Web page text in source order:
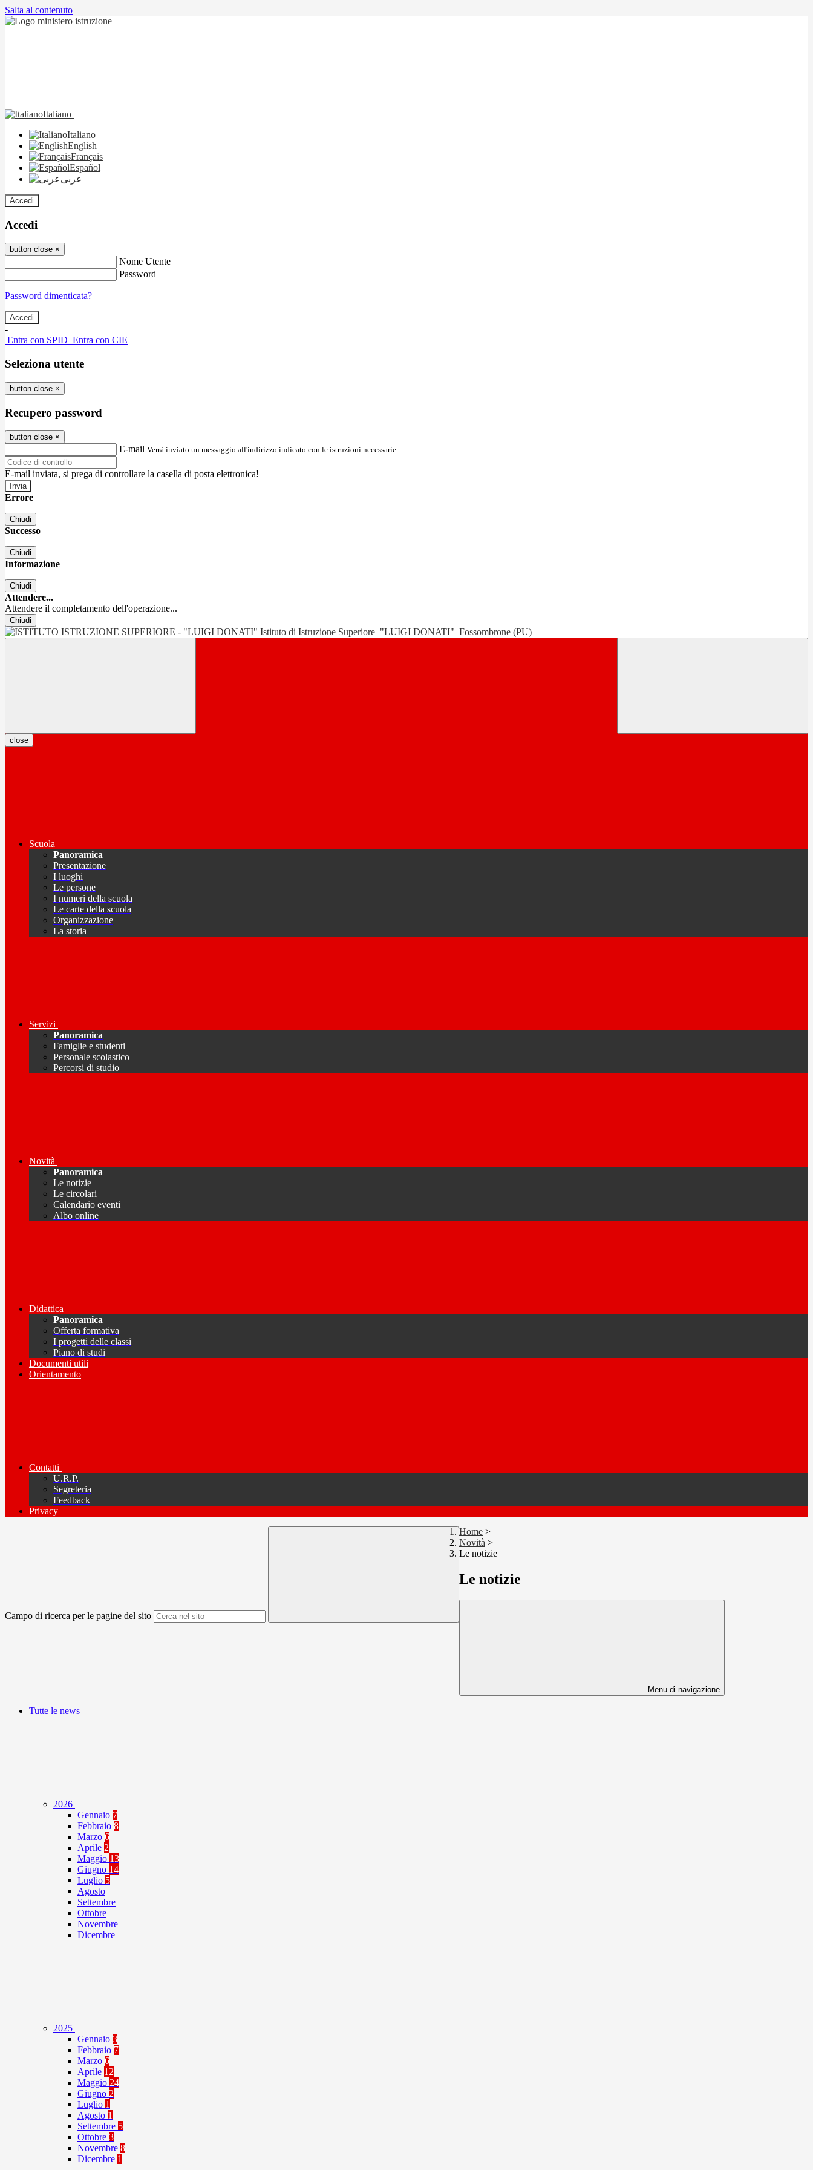
Salta al contenuto
Italiano
Italiano
English
Français
Español
عربى
Accedi
Accedi
button close ×
Nome Utente
Password
Password dimenticata?
-
Entra con SPID Entra con CIE
Seleziona utente
button close ×
Recupero password
button close ×
E-mail Verrà inviato un messaggio all'indirizzo indicato con le istruzioni necessarie.
E-mail inviata, si prega di controllare la casella di posta elettronica!
Errore
Chiudi
Successo
Chiudi
Informazione
Chiudi
Attendere...
Attendere il completamento dell'operazione...
Chiudi
Istituto di Istruzione Superiore "LUIGI DONATI" Fossombrone (PU)
close
Scuola
Panoramica
Presentazione
I luoghi
Le persone
I numeri della scuola
Le carte della scuola
Organizzazione
La storia
Servizi
Panoramica
Famiglie e studenti
Personale scolastico
Percorsi di studio
Novità
Panoramica
Le notizie
Le circolari
Calendario eventi
Albo online
Didattica
Panoramica
Offerta formativa
I progetti delle classi
Piano di studi
Documenti utili
Orientamento
Contatti
U.R.P.
Segreteria
Feedback
Privacy
Campo di ricerca per le pagine del sito
Home >
Novità >
Le notizie
Le notizie
Menu di navigazione
Tutte le news
2026
Gennaio 7
Febbraio 8
Marzo 6
Aprile 2
Maggio 13
Giugno 14
Luglio 5
Agosto
Settembre
Ottobre
Novembre
Dicembre
2025
Gennaio 3
Febbraio 7
Marzo 6
Aprile 12
Maggio 24
Giugno 2
Luglio 1
Agosto 1
Settembre 5
Ottobre 3
Novembre 8
Dicembre 1